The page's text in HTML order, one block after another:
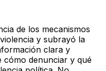
de los mecanismos
y subrayó la
clara y
cómo denunciar y qué